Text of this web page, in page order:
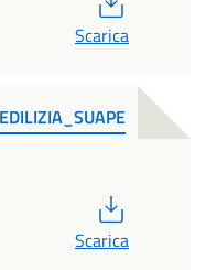
Scarica
Scarica